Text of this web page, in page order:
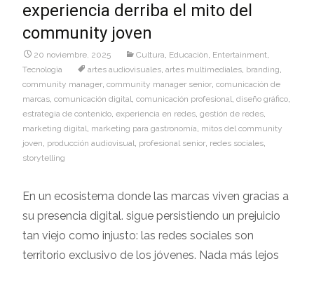
experiencia derriba el mito del
community joven
20 noviembre, 2025 Cultura Educaciòn Entertainment
Tecnologìa
artes audiovisuales artes multimediales branding
community manager community manager senior comunicación de
marcas comunicación digital comunicación profesional diseño gráfico
estrategia de contenido experiencia en redes gestión de redes
marketing digital marketing para gastronomía mitos del community
joven producción audiovisual profesional senior redes sociales
storytelling
En un ecosistema donde las marcas viven gracias a
su presencia digital. sigue persistiendo un prejuicio
tan viejo como injusto: las redes sociales son
territorio exclusivo de los jóvenes. Nada más lejos